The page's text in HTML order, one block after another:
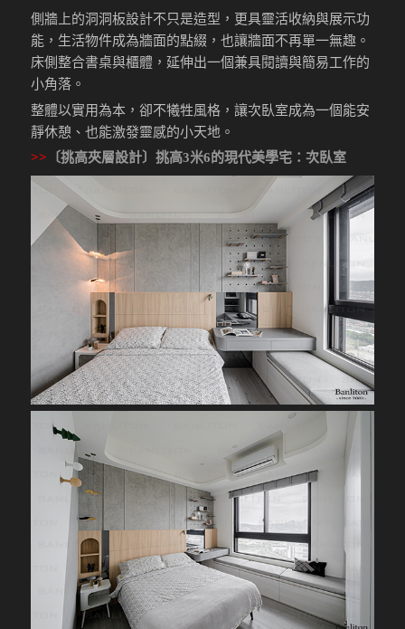
側牆上的洞洞板設計不只是造型，更具靈活收納與展示功
能，生活物件成為牆面的點綴，也讓牆面不再單一無趣。
床側整合書桌與櫃體，延伸出一個兼具閱讀與簡易工作的
小角落。
整體以實用為本，卻不犧牲風格，讓次臥室成為一個能安
靜休憩、也能激發靈感的小天地。
>> 〔挑高夾層設計〕挑高3米6的現代美學宅 ：次臥室